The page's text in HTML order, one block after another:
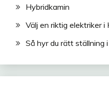
Hybridkamin
Välj en riktig elektriker i
Så hyr du rätt ställning